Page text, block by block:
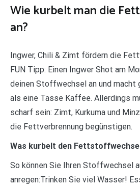
Wie kurbelt man die
an?
Ingwer, Chili & Zimt fördern die
FUN Tipp: Einen Ingwer Shot am
deinen Stoffwechsel an und macht
als eine Tasse Kaffee. Allerdings
scharf sein: Zimt, Kurkuma und
die Fettverbrennung begünstigen.
Was kurbelt den
So können Sie Ihren Stoffwechsel
anregen:Trinken Sie viel Wasser!